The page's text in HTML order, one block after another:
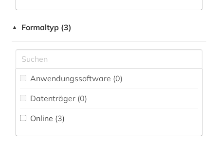
Philosophie (0)
Politologie (0)
Psychologie (0)
Romanistik (0)
▲ Formaltyp (3)
Anwendungssoftware (0)
Datenträger (0)
Online (3)